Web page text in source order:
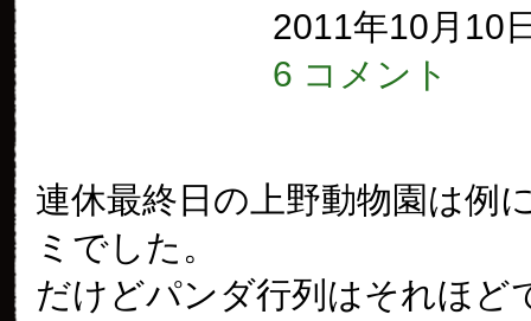
2011年10月10
6 コメント
連休最終日の上野動物園は例
ミでした。
だけどパンダ行列はそれほど